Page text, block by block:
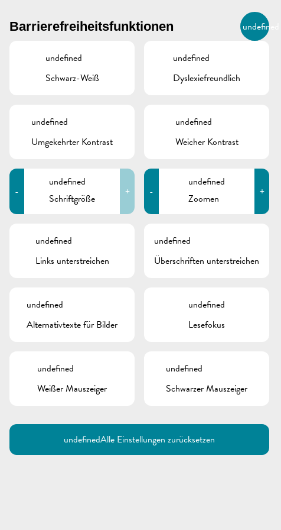
DE
BIERGER.REMICH.LU
Utilisez la recherche pour
Comme par exemple des contacts, des
informations ou de documents.
Barrierefreiheitsfunktionen undefined
undefined
Schwarz-Weiß
undefined
Dyslexiefreundlich
undefined
Umgekehrter Kontrast
undefined
Weicher Kontrast
-
undefined
Schriftgröße
+ -
undefined
Zoomen
+
undefined
Links unterstreichen
undefined
Überschriften unterstreichen
undefined
Alternativtexte für Bilder
undefined
Lesefokus
undefined
Weißer Mauszeiger
undefined
Schwarzer Mauszeiger
undefinedAlle Einstellungen zurücksetzen